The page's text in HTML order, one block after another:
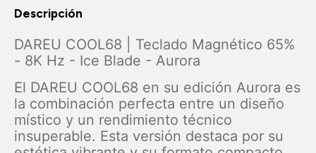
Descripción
DAREU COOL68 | Teclado Magnético 65%
- 8K Hz - Ice Blade - Aurora
El DAREU COOL68 en su edición Aurora es
la combinación perfecta entre un diseño
místico y un rendimiento técnico
insuperable. Esta versión destaca por su